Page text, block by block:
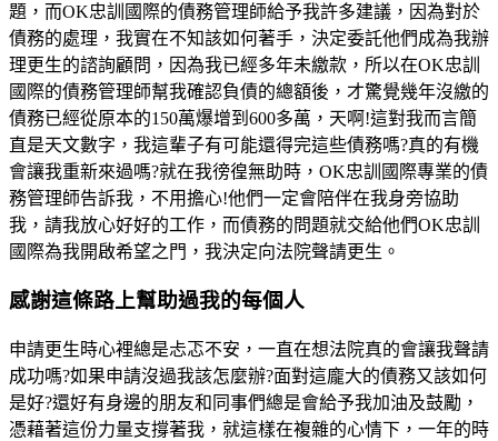
題，而OK忠訓國際的債務管理師給予我許多建議，因為對於
債務的處理，我實在不知該如何著手，決定委託他們成為我辦
理更生的諮詢顧問，因為我已經多年未繳款，所以在OK忠訓
國際的債務管理師幫我確認負債的總額後，才驚覺幾年沒繳的
債務已經從原本的150萬爆增到600多萬，天啊!這對我而言簡
直是天文數字，我這輩子有可能還得完這些債務嗎?真的有機
會讓我重新來過嗎?就在我徬徨無助時，OK忠訓國際專業的債
務管理師告訴我，不用擔心!他們一定會陪伴在我身旁協助
我，請我放心好好的工作，而債務的問題就交給他們OK忠訓
國際為我開啟希望之門，我決定向法院聲請更生。
感謝這條路上幫助過我的每個人
申請更生時心裡總是忐忑不安，一直在想法院真的會讓我聲請
成功嗎?如果申請沒過我該怎麼辦?面對這龐大的債務又該如何
是好?還好有身邊的朋友和同事們總是會給予我加油及鼓勵，
憑藉著這份力量支撐著我，就這樣在複雜的心情下，一年的時